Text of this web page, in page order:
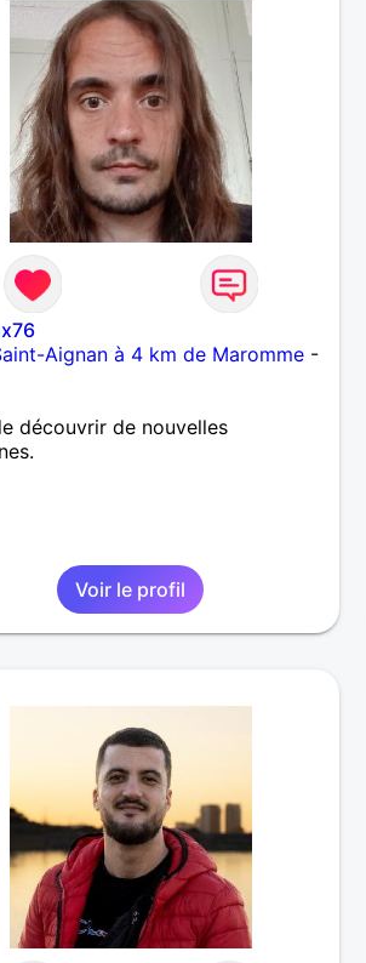
Aignan à 4 km de Maromme -
découvrir de nouvelles
Voir le profil